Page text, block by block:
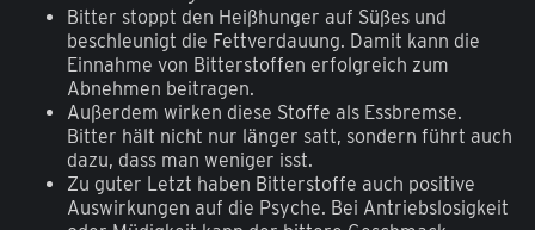
Bitter stoppt den Heißhunger auf Süßes und
beschleunigt die Fettverdauung. Damit kann die
Einnahme von Bitterstoffen erfolgreich zum
Abnehmen beitragen.
Außerdem wirken diese Stoffe als Essbremse.
Bitter hält nicht nur länger satt, sondern führt auch
dazu, dass man weniger isst.
Zu guter Letzt haben Bitterstoffe auch positive
Auswirkungen auf die Psyche. Bei Antriebslosigkeit